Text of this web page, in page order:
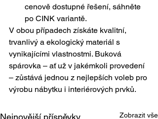
cenově dostupné řešení, sáhněte
po CINK variantě.
V obou případech získáte kvalitní,
trvanlivý a ekologický materiál s
vynikajícími vlastnostmi. Buková
spárovka – ať už v jakémkoli provedení
– zůstává jednou z nejlepších voleb pro
výrobu nábytku i interiérových prvků.
Nejnovější příspěvky Zobrazit vše